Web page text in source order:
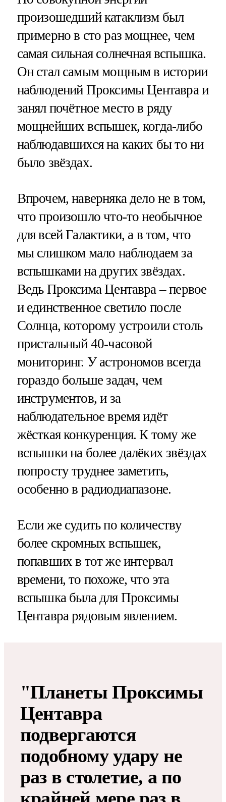
произошедший катаклизм был
примерно в сто раз мощнее, чем
самая сильная солнечная вспышка.
Он стал самым мощным в истории
наблюдений Проксимы Центавра и
занял почётное место в ряду
мощнейших вспышек, когда-либо
наблюдавшихся на каких бы то ни
было звёздах.
Впрочем, наверняка дело не в том,
что произошло что-то необычное
для всей Галактики, а в том, что
мы слишком мало наблюдаем за
вспышками на других звёздах.
Ведь Проксима Центавра – первое
и единственное светило после
Солнца, которому устроили столь
пристальный 40-часовой
мониторинг. У астрономов всегда
гораздо больше задач, чем
инструментов, и за
наблюдательное время идёт
жёсткая конкуренция. К тому же
вспышки на более далёких звёздах
попросту труднее заметить,
особенно в радиодиапазоне.
Если же судить по количеству
более скромных вспышек,
попавших в тот же интервал
времени, то похоже, что эта
вспышка была для Проксимы
Центавра рядовым явлением.
"Планеты Проксимы
Центавра
подвергаются
подобному удару не
раз в столетие, а по